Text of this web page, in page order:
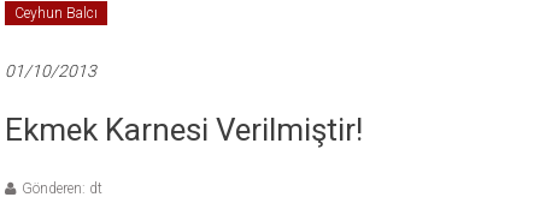
Ceyhun Balcı
01/10/2013
Ekmek Karnesi Verilmiştir!
Gönderen: dt